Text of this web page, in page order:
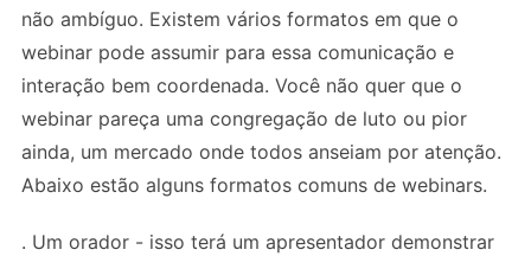
não ambíguo. Existem vários formatos em que o
webinar pode assumir para essa comunicação e
interação bem coordenada. Você não quer que o
webinar pareça uma congregação de luto ou pior
ainda, um mercado onde todos anseiam por atenção.
Abaixo estão alguns formatos comuns de webinars.
. Um orador - isso terá um apresentador demonstrar